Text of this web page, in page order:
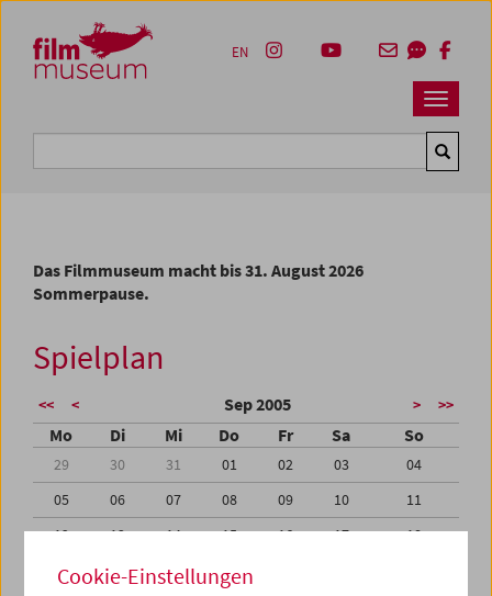
Zum Inhalt
Zum Hauptmenü
Zur Servicenavigation
Zum Suche
Navbar
EN
Das Filmmuseum macht bis 31. August 2026
Sommerpause.
Spielplan
<< < Sep 2005 > >>
Mo Di Mi Do Fr Sa So
29 30 31 01 02 03
04
05
06 07 08 09 10
11
12
13 14 15 16 17
18
19
20 21 22
Cookie-Einstellungen